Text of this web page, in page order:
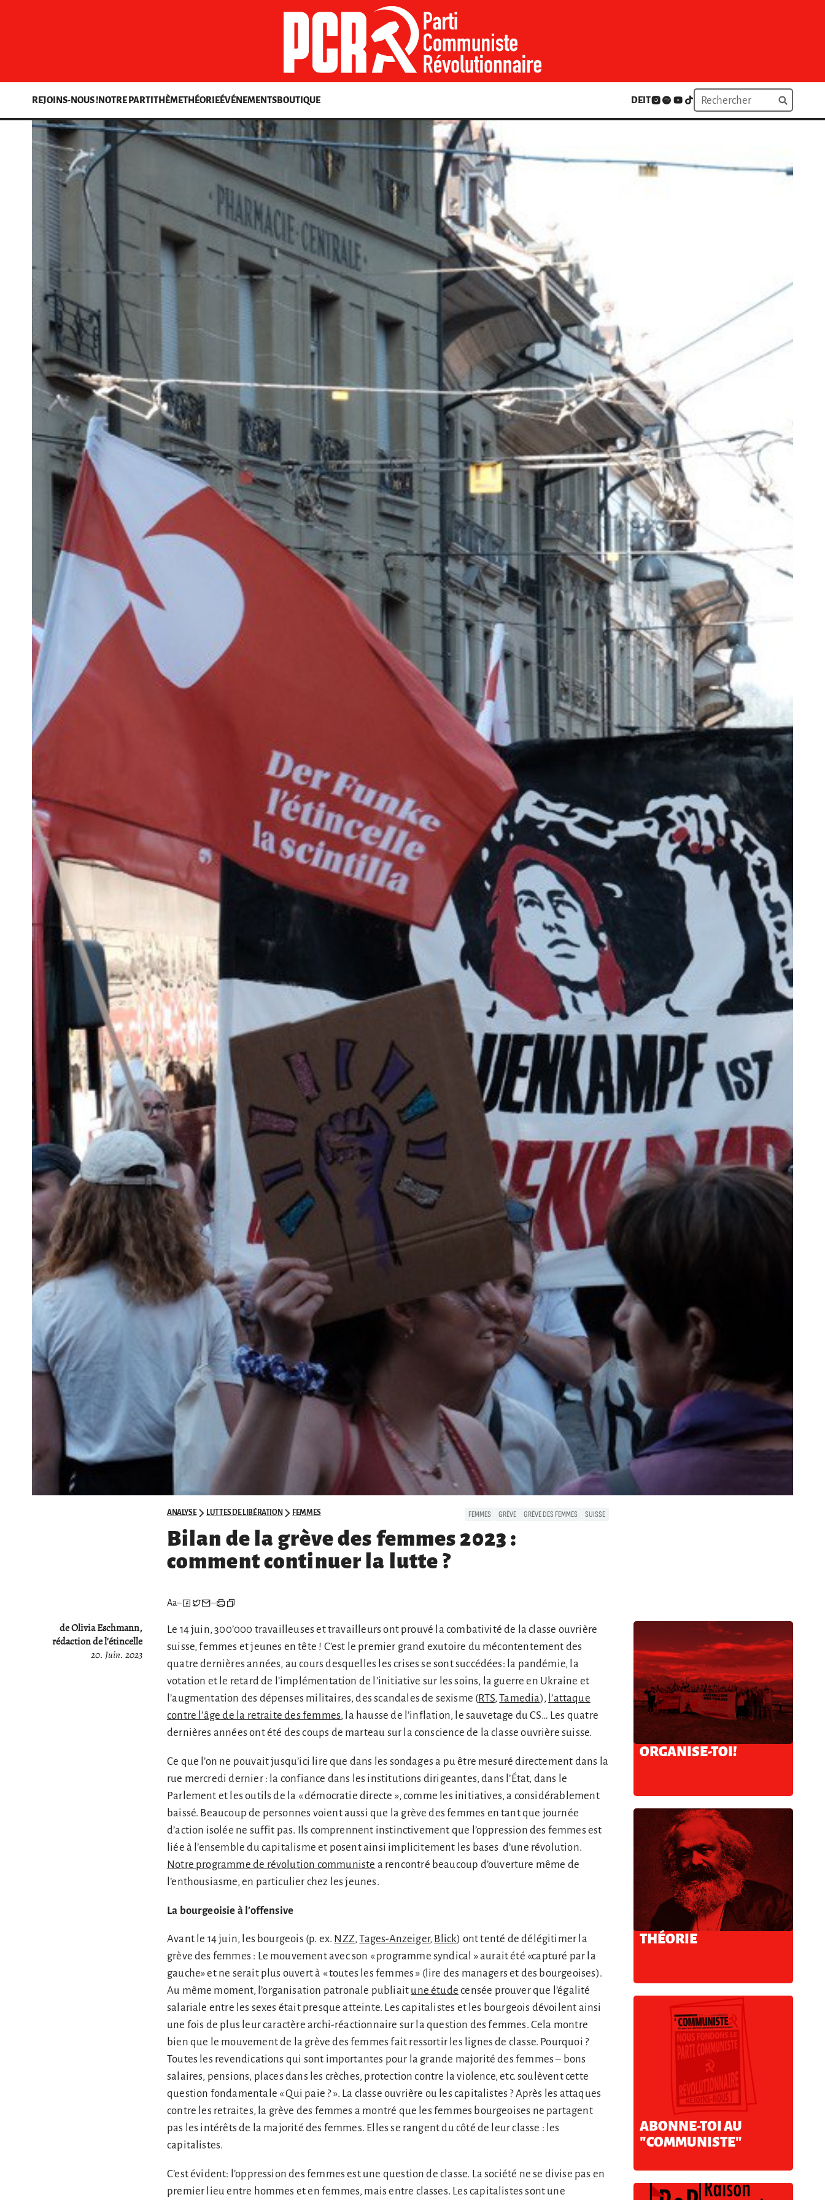
REJOINS-NOUS !NOTRE PARTITHÈMETHÉORIEÉVÉNEMENTSBOUTIQUE DEIT
ANALYSE LUTTES DE LIBÉRATION FEMMES FEMMES GRÈVE GRÈVE DES FEMMES SUISSE
Bilan de la grève des femmes 2023 :
comment continuer la lutte ?
Aa– –
de Olivia Eschmann,
rédaction de l'étincelle
20. Juin. 2023
Le 14 juin, 300’000 travailleuses et travailleurs ont prouvé la combativité de la classe ouvrière
suisse, femmes et jeunes en tête ! C’est le premier grand exutoire du mécontentement des
quatre dernières années, au cours desquelles les crises se sont succédées: la pandémie, la
votation et le retard de l’implémentation de l’initiative sur les soins, la guerre en Ukraine et
l’augmentation des dépenses militaires, des scandales de sexisme (RTS,Tamedia), l’attaque
contre l’âge de la retraite des femmes, la hausse de l’inflation, le sauvetage du CS… Les quatre
dernières années ont été des coups de marteau sur la conscience de la classe ouvrière suisse.
Ce que l’on ne pouvait jusqu’ici lire que dans les sondages a pu être mesuré directement dans la
rue mercredi dernier : la confiance dans les institutions dirigeantes, dans l’État, dans le
Parlement et les outils de la « démocratie directe », comme les initiatives, a considérablement
baissé. Beaucoup de personnes voient aussi que la grève des femmes en tant que journée
d’action isolée ne suffit pas. Ils comprennent instinctivement que l’oppression des femmes est
liée à l’ensemble du capitalisme et posent ainsi implicitement les bases d’une révolution.
Notre programme de révolution communiste a rencontré beaucoup d’ouverture même de
l’enthousiasme, en particulier chez les jeunes.
La bourgeoisie à l’offensive
Avant le 14 juin, les bourgeois (p. ex. NZZ,Tages-Anzeiger, Blick) ont tenté de délégitimer la
grève des femmes : Le mouvement avec son « programme syndical » aurait été «capturé par la
gauche» et ne serait plus ouvert à « toutes les femmes » (lire des managers et des bourgeoises).
Au même moment, l’organisation patronale publiait une étude censée prouver que l’égalité
salariale entre les sexes était presque atteinte. Les capitalistes et les bourgeois dévoilent ainsi
une fois de plus leur caractère archi-réactionnaire sur la question des femmes. Cela montre
bien que le mouvement de la grève des femmes fait ressortir les lignes de classe. Pourquoi ?
Toutes les revendications qui sont importantes pour la grande majorité des femmes – bons
salaires, pensions, places dans les crèches, protection contre la violence, etc. soulèvent cette
question fondamentale « Qui paie ? ». La classe ouvrière ou les capitalistes ? Après les attaques
contre les retraites, la grève des femmes a montré que les femmes bourgeoises ne partagent
pas les intérêts de la majorité des femmes. Elles se rangent du côté de leur classe : les
capitalistes.
C’est évident: l’oppression des femmes est une question de classe. La société ne se divise pas en
premier lieu entre hommes et en femmes, mais entre classes. Les capitalistes sont une
ORGANISE-TOI!
THÉORIE
ABONNE-TOI AU
"COMMUNISTE"